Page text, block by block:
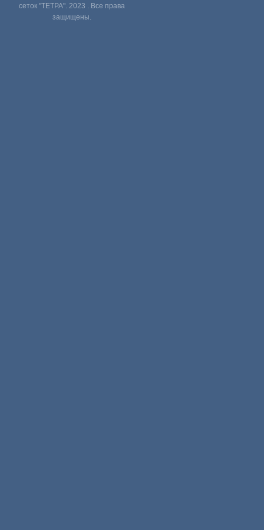
сеток "ТЕТРА". 2023 . Все права
защищены.